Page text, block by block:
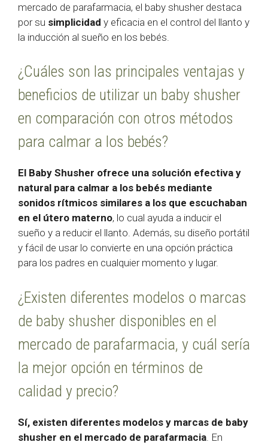
mercado de parafarmacia, el baby shusher destaca
por su simplicidad y eficacia en el control del llanto y
la inducción al sueño en los bebés.
¿Cuáles son las principales ventajas y
beneficios de utilizar un baby shusher
en comparación con otros métodos
para calmar a los bebés?
El Baby Shusher ofrece una solución efectiva y
natural para calmar a los bebés mediante
sonidos rítmicos similares a los que escuchaban
en el útero materno, lo cual ayuda a inducir el
sueño y a reducir el llanto. Además, su diseño portátil
y fácil de usar lo convierte en una opción práctica
para los padres en cualquier momento y lugar.
¿Existen diferentes modelos o marcas
de baby shusher disponibles en el
mercado de parafarmacia, y cuál sería
la mejor opción en términos de
calidad y precio?
Sí, existen diferentes modelos y marcas de baby
shusher en el mercado de parafarmacia . En